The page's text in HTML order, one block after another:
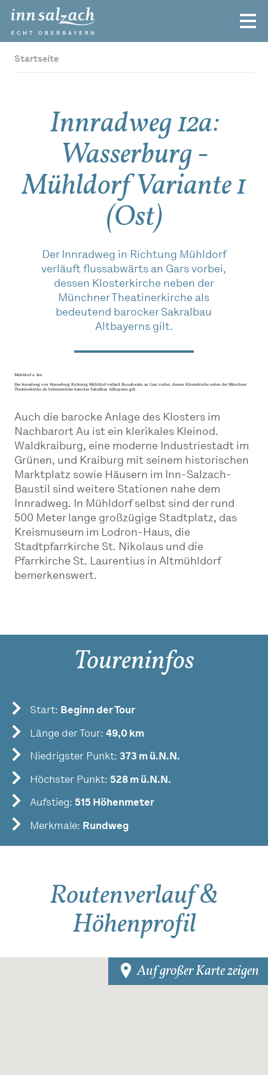
Startseite
Innradweg 12a:
Wasserburg -
Mühldorf Variante 1
(Ost)
Der Innradweg in Richtung Mühldorf
verläuft flussabwärts an Gars vorbei,
dessen Klosterkirche neben der
Münchner Theatinerkirche als
bedeutend barocker Sakralbau
Altbayerns gilt.
Mühldorf a. Inn
Der Innradweg von Wasserburg Richtung Mühldorf verläuft flussabwärts an Gars vorbei, dessen Klosterkirche neben der Münchner
Theatinerkirche als bedeutendster barocker Sakralbau Altbayerns gilt.
Auch die barocke Anlage des Klosters im
Nachbarort Au ist ein klerikales Kleinod.
Waldkraiburg, eine moderne Industriestadt im
Grünen, und Kraiburg mit seinem historischen
Marktplatz sowie Häusern im Inn-Salzach-
Baustil sind weitere Stationen nahe dem
Innradweg. In Mühldorf selbst sind der rund
500 Meter lange großzügige Stadtplatz, das
Kreismuseum im Lodron-Haus, die
Stadtpfarrkirche St. Nikolaus und die
Pfarrkirche St. Laurentius in Altmühldorf
bemerkenswert.
Toureninfos
Start: Beginn der Tour
Länge der Tour:49,0 km
Niedrigster Punkt:373 m ü.N.N.
Höchster Punkt:528 m ü.N.N.
Aufstieg:515 Höhenmeter
Merkmale: Rundweg
Routenverlauf &
Höhenprofil
Auf großer Karte zeigen